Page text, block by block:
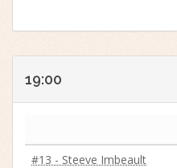
19:00
#13 - Steeve Imbeault